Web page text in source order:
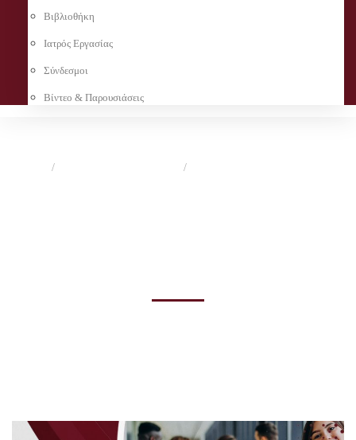
Βιβλιοθήκη
Ιατρός Εργασίας
Σύνδεσμοι
Βίντεο & Παρουσιάσεις